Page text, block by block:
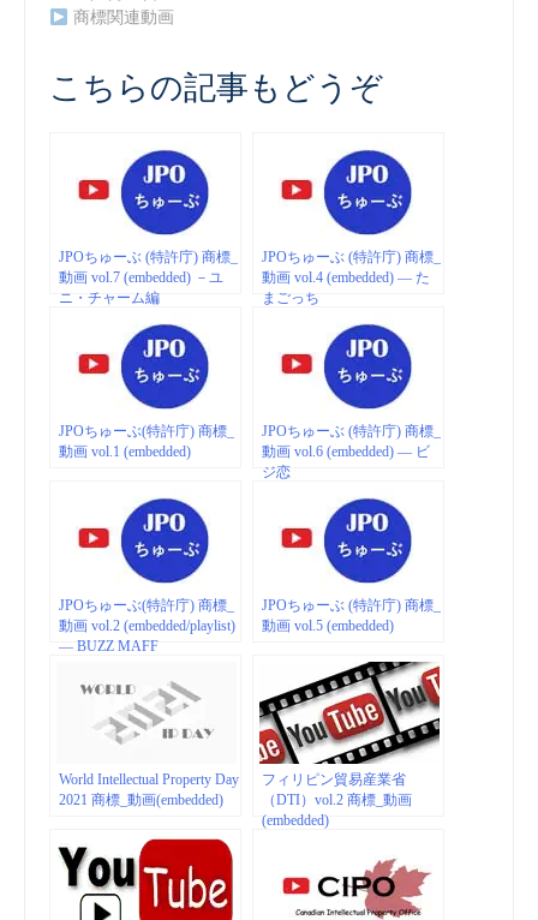
商標関連動画
こちらの記事もどうぞ
JPOちゅーぶ (特許庁) 商標_
動画 vol.7 (embedded) －ユ
ニ・チャーム編
JPOちゅーぶ (特許庁) 商標_
動画 vol.4 (embedded) — た
まごっち
JPOちゅーぶ(特許庁) 商標_
動画 vol.1 (embedded)
JPOちゅーぶ (特許庁) 商標_
動画 vol.6 (embedded) — ビ
ジ恋
JPOちゅーぶ(特許庁) 商標_
動画 vol.2 (embedded/playlist)
— BUZZ MAFF
JPOちゅーぶ (特許庁) 商標_
動画 vol.5 (embedded)
World Intellectual Property Day
2021 商標_動画(embedded)
フィリピン貿易産業省
（DTI）vol.2 商標_動画
(embedded)